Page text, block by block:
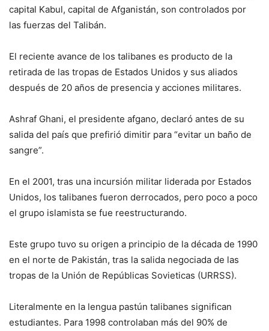
capital Kabul, capital de Afganistán, son controlados por
las fuerzas del Talibán.
El reciente avance de los talibanes es producto de la
retirada de las tropas de Estados Unidos y sus aliados
después de 20 años de presencia y acciones militares.
Ashraf Ghani, el presidente afgano, declaró antes de su
salida del país que prefirió dimitir para “evitar un baño de
sangre”.
En el 2001, tras una incursión militar liderada por Estados
Unidos, los talibanes fueron derrocados, pero poco a poco
el grupo islamista se fue reestructurando.
Este grupo tuvo su origen a principio de la década de 1990
en el norte de Pakistán, tras la salida negociada de las
tropas de la Unión de Repúblicas Sovieticas (URRSS).
Literalmente en la lengua pastún talibanes significan
estudiantes. Para 1998 controlaban más del 90% de